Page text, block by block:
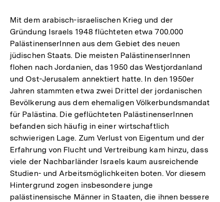
Mit dem arabisch-israelischen Krieg und der
Gründung Israels 1948 flüchteten etwa 700.000
PalästinenserInnen aus dem Gebiet des neuen
jüdischen Staats. Die meisten PalästinenserInnen
flohen nach Jordanien, das 1950 das Westjordanland
und Ost-Jerusalem annektiert hatte. In den 1950er
Jahren stammten etwa zwei Drittel der jordanischen
Bevölkerung aus dem ehemaligen Völkerbundsmandat
für Palästina. Die geflüchteten PalästinenserInnen
befanden sich häufig in einer wirtschaftlich
schwierigen Lage. Zum Verlust von Eigentum und der
Erfahrung von Flucht und Vertreibung kam hinzu, dass
viele der Nachbarländer Israels kaum ausreichende
Studien- und Arbeitsmöglichkeiten boten. Vor diesem
Hintergrund zogen insbesondere junge
palästinensische Männer in Staaten, die ihnen bessere